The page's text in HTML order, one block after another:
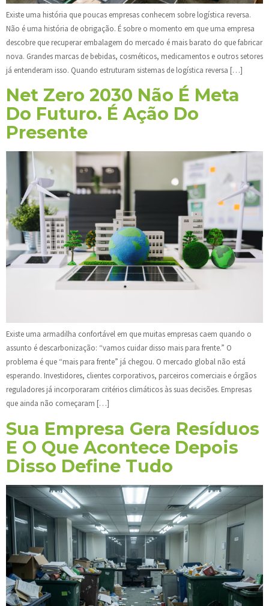
Existe uma história que poucas empresas conhecem sobre logística reversa.
Não é uma história de obrigação. É sobre o momento em que uma empresa
descobre que recuperar embalagem do mercado é mais barato do que fabricar
nova. Grandes marcas de bebidas, cosméticos, medicamentos e outros setores
já entenderam isso. Quando estruturam sistemas de logística reversa […]
Net Zero 2030 Não É Meta
Do Futuro. É Ação Do
Presente
Existe uma armadilha confortável em que muitas empresas caem quando o
assunto é descarbonização: “vamos cuidar disso mais para frente.” O
problema é que “mais para frente” já chegou. O mercado global não está
esperando. Investidores, clientes corporativos, parceiros comerciais e órgãos
reguladores já incorporaram critérios climáticos às suas decisões. Empresas
que ainda não começaram […]
Sua Empresa Gera Resíduos
E O Que Acontece Depois
Disso Define Tudo